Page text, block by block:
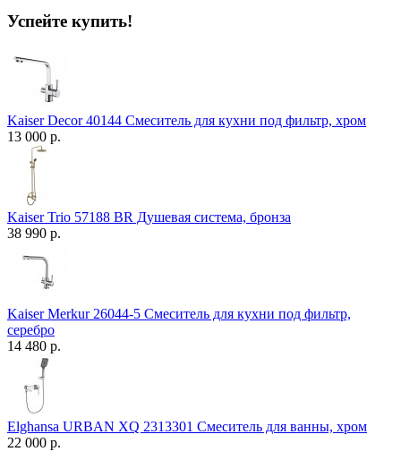
Успейте купить!
Kaiser Decor 40144 Смеситель для кухни под фильтр, хром
13 000 р.
Kaiser Trio 57188 BR Душевая система, бронза
38 990 р.
Kaiser Merkur 26044-5 Смеситель для кухни под фильтр,
серебро
14 480 р.
Elghansa URBAN XQ 2313301 Смеситель для ванны, хром
22 000 р.